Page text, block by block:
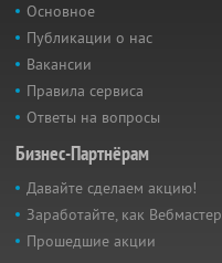
Основное
Публикации о нас
Вакансии
Правила сервиса
Ответы на вопросы
Бизнес-Партнёрам
Давайте сделаем акцию!
Заработайте, как Вебмастер
Прошедшие акции